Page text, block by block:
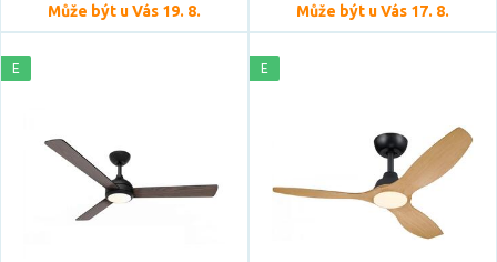
Počet světelných zdrojů
Může být u Vás 19. 8. Může být u Vás 17. 8.
E E